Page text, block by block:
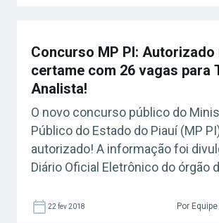
Concurso MP PI: Autorizado
certame com 26 vagas para
Analista!
O novo concurso público do
Público do Estado do Piauí (MP
autorizado! A informação foi
Diário Oficial Eletrônico do órgão
Grátis INSS 2026! O certame
22 fev 2018 Por